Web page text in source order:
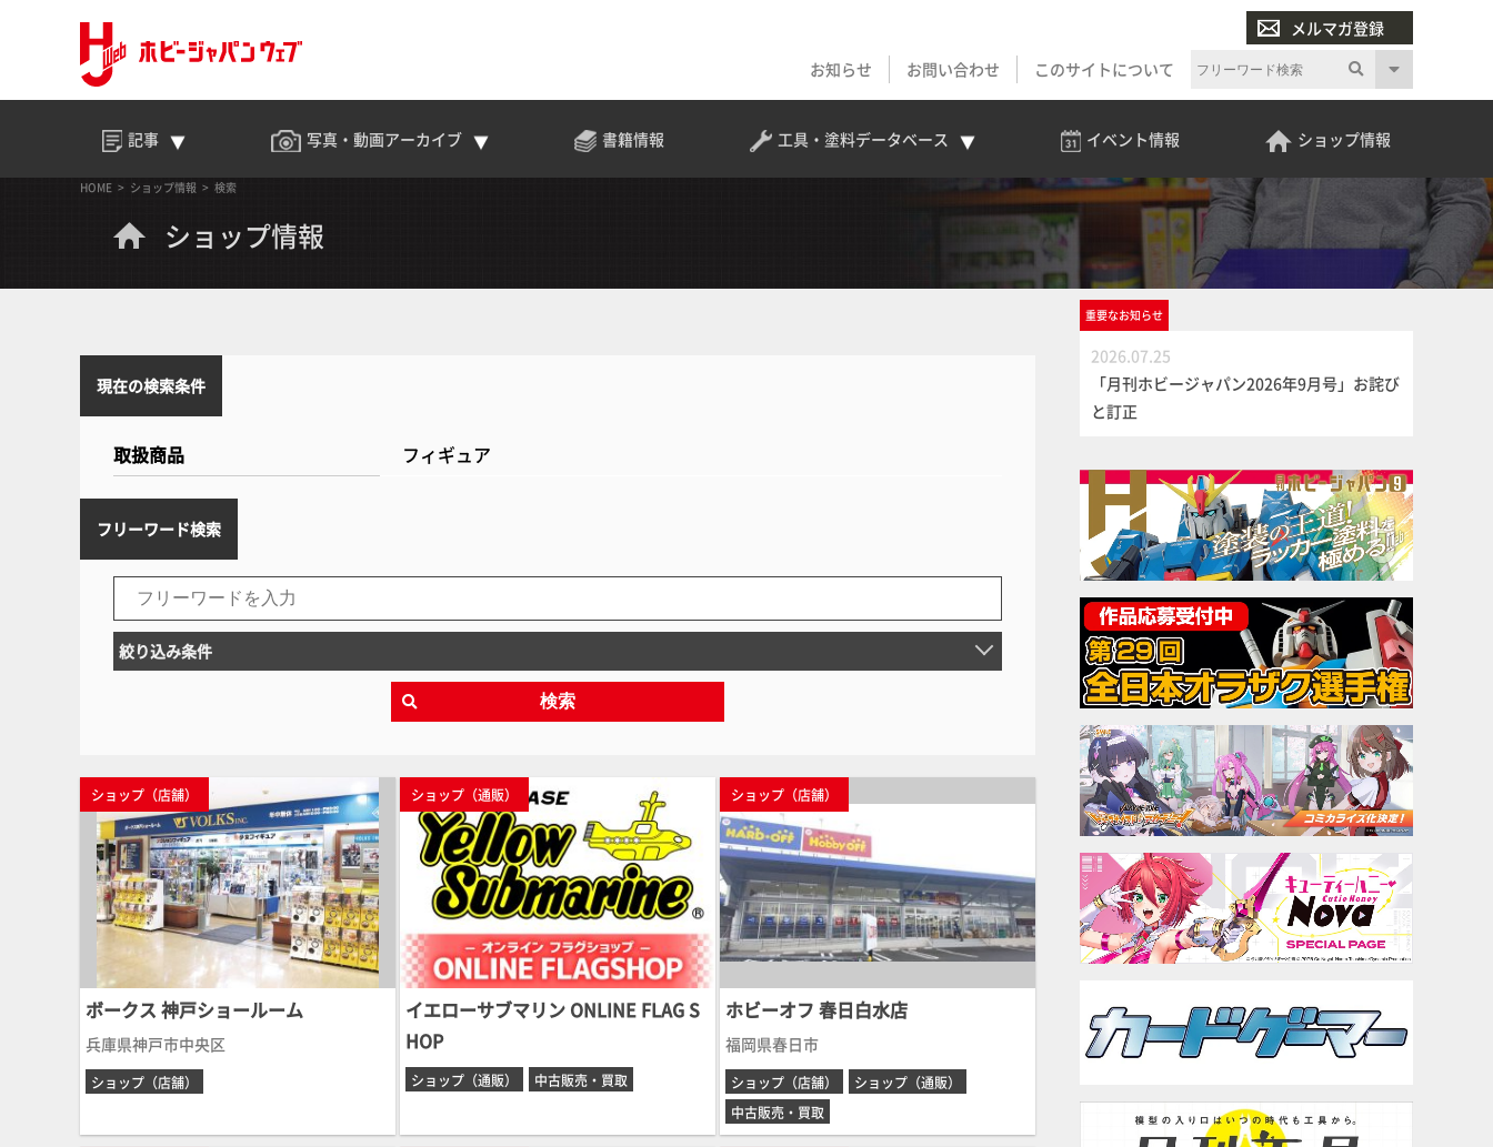
メルマガ登録
お知らせ
お問い合わせ このサイトについて
記事 写真・動画アーカイブ 書籍情報 工具・塗料データベース イベント情報 ショップ情報
HOME ショップ情報 検索
ショップ情報
現在の検索条件
取扱商品 フィギュア
フリーワード検索
絞り込み条件
検索
ショップ（店舗）
ボークス 神戸ショールーム
兵庫県神戸市中央区
ショップ（店舗）
ショップ（通販）
イエローサブマリン ONLINE FLAG S
HOP
ショップ（通販） 中古販売・買取
ショップ（店舗）
ホビーオフ 春日白水店
福岡県春日市
ショップ（店舗）
ショップ（通販）
中古販売・買取
重要なお知らせ
2026.07.25
「月刊ホビージャパン2026年9月号」お詫び
と訂正